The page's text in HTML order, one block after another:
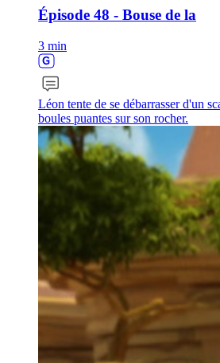
Épisode 48 - Bouse de la
3 min
Léon tente de se débarrasser d'un
boules puantes sur son rocher.